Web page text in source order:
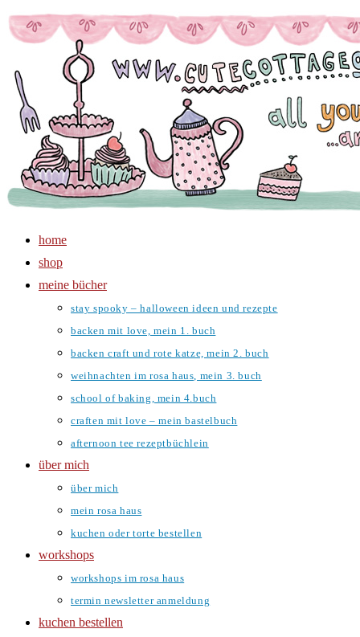
Zum
Inhalt
home
shop
meine bücher
stay spooky – halloween ideen und rezepte
backen mit love, mein 1. buch
backen craft und rote katze, mein 2. buch
weihnachten im rosa haus, mein 3. buch
school of baking, mein 4.buch
craften mit love – mein bastelbuch
afternoon tee rezeptbüchlein
über mich
über mich
mein rosa haus
kuchen oder torte bestellen
workshops
workshops im rosa haus
termin newsletter anmeldung
kuchen bestellen